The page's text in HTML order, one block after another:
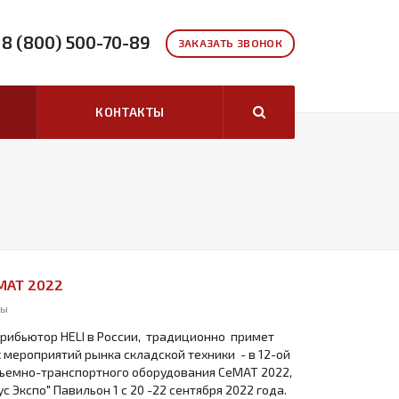
ЗАКАЗАТЬ ЗВОНОК
8 (800) 500-70-89
КОНТАКТЫ
2022
HELI в России, традиционно примет
рынка складской техники - в 12-ой
транспортного оборудования СеМАТ 2022,
Экспо" Павильон 1 с 20 -22 сентября 2022 года.